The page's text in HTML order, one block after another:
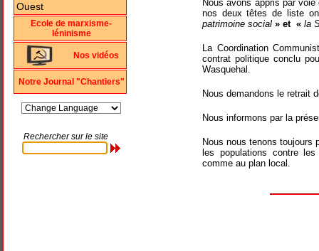
Ecole de marxisme-
léninisme
Nos vidéos
Notre Journal "Chantiers"
Rechercher sur le site
Nous avons appris par voie
nos deux têtes de liste
patrimoine social » et « la
La Coordination
contrat politique conclu
Wasquehal.
Nous demandons le retrait
Nous informons par la
Nous nous tenons toujours
les populations contre
comme au plan local.